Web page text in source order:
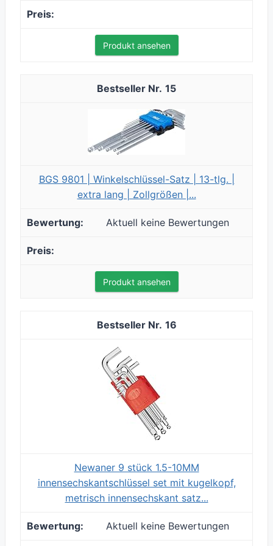
Produkt ansehen
15
BGS 9801 | Winkelschlüssel-Satz | 13-tlg. |
extra lang | Zollgrößen |...
Aktuell keine Bewertungen
Produkt ansehen
16
Newaner 9 stück 1.5-10MM
innensechskantschlüssel set mit kugelkopf,
metrisch innensechskant satz...
Aktuell keine Bewertungen